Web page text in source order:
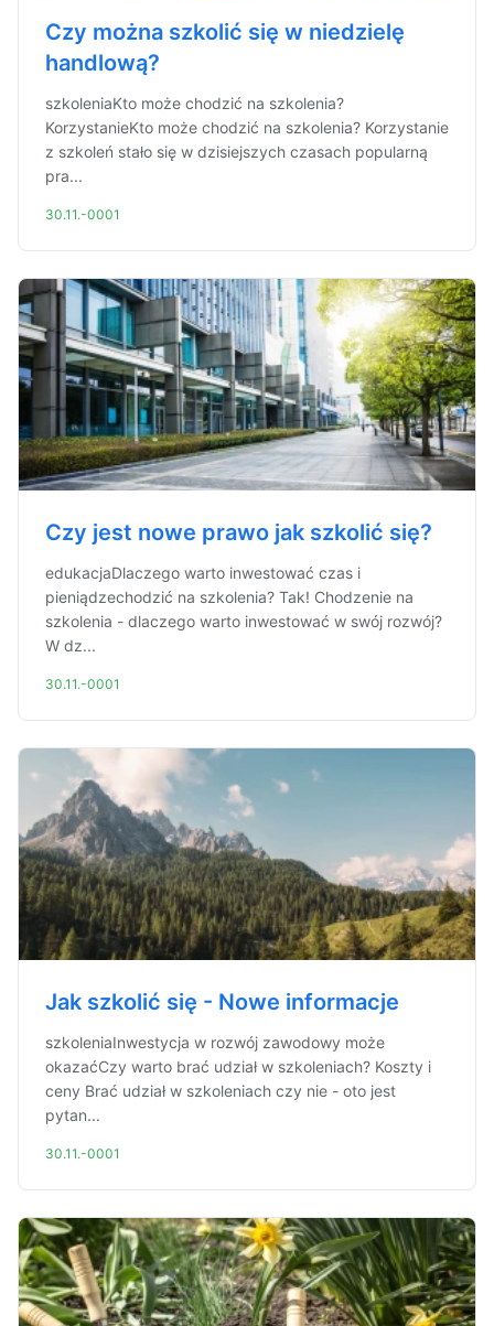
Czy można szkolić się w niedzielę
handlową?
szkoleniaKto może chodzić na szkolenia?
KorzystanieKto może chodzić na szkolenia? Korzystanie
z szkoleń stało się w dzisiejszych czasach popularną
pra...
30.11.-0001
Czy jest nowe prawo jak szkolić się?
edukacjaDlaczego warto inwestować czas i
pieniądzechodzić na szkolenia? Tak! Chodzenie na
szkolenia - dlaczego warto inwestować w swój rozwój?
W dz...
30.11.-0001
Jak szkolić się - Nowe informacje
szkoleniaInwestycja w rozwój zawodowy może
okazaćCzy warto brać udział w szkoleniach? Koszty i
ceny Brać udział w szkoleniach czy nie - oto jest
pytan...
30.11.-0001